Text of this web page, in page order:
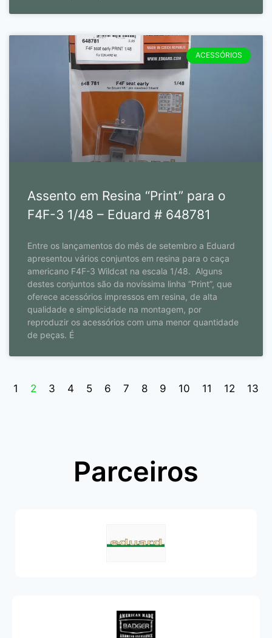
ACESSÓRIOS
Assento em Resina “Print” para o
F4F-3 1/48 – Eduard # 648781
Entre os lançamentos do mês de setembro a Eduard
apresentou vários conjuntos em resina para o caça
americano F4F-3 Wildcat na escala 1/48. Alguns
destes conjuntos são da novíssima linha “Print”, que
oferece acessórios impressos em resina, de alta
qualidade e simplicidade na montagem, por
reproduzir os acessórios com uma menor quantidade
de peças. É
1 2 3 4 5 6 7 8 9 10 11 12 13
Parceiros